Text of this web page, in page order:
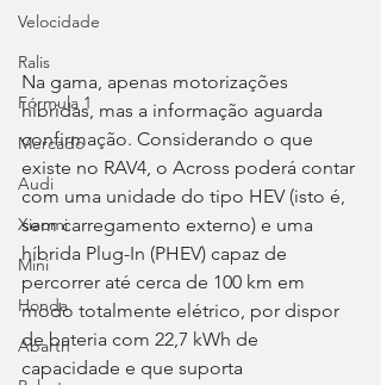
Velocidade
Ralis
Fórmula 1
Mercado
Audi
Xiaomi
Mini
Honda
Abarth
Na gama, apenas motorizações
híbridas, mas a informação aguarda
confirmação. Considerando o que
existe no RAV4, o Across poderá contar
com uma unidade do tipo HEV (isto é,
sem carregamento externo) e uma
híbrida Plug-In (PHEV) capaz de
percorrer até cerca de 100 km em
modo totalmente elétrico, por dispor
de bateria com 22,7 kWh de
capacidade e que suporta